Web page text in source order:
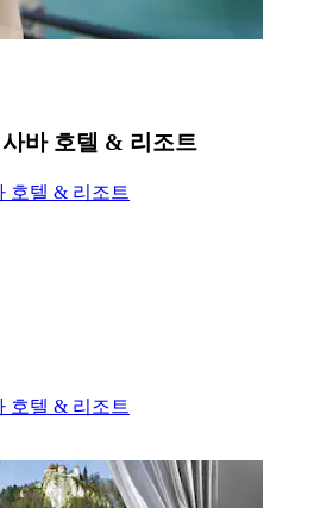
바 호텔 & 리조트
호텔 & 리조트
호텔 & 리조트